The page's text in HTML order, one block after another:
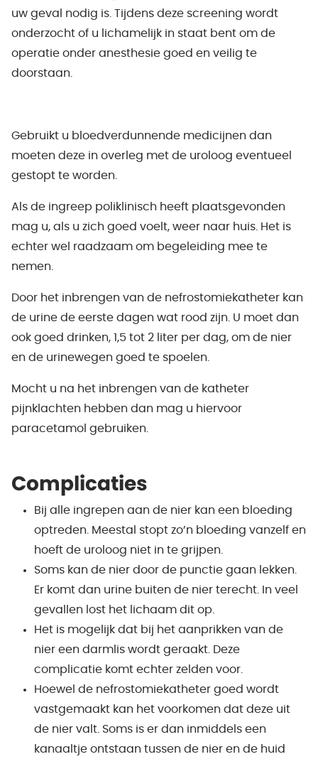
uw geval nodig is. Tijdens deze screening wordt
onderzocht of u lichamelijk in staat bent om de
operatie onder anesthesie goed en veilig te
doorstaan.
Gebruikt u bloedverdunnende medicijnen dan
moeten deze in overleg met de uroloog eventueel
gestopt te worden.
Als de ingreep poliklinisch heeft plaatsgevonden
mag u, als u zich goed voelt, weer naar huis. Het is
echter wel raadzaam om begeleiding mee te
nemen.
Door het inbrengen van de nefrostomiekatheter kan
de urine de eerste dagen wat rood zijn. U moet dan
ook goed drinken, 1,5 tot 2 liter per dag, om de nier
en de urinewegen goed te spoelen.
Mocht u na het inbrengen van de katheter
pijnklachten hebben dan mag u hiervoor
paracetamol gebruiken.
Complicaties
Bij alle ingrepen aan de nier kan een bloeding
optreden. Meestal stopt zo’n bloeding vanzelf en
hoeft de uroloog niet in te grijpen.
Soms kan de nier door de punctie gaan lekken.
Er komt dan urine buiten de nier terecht. In veel
gevallen lost het lichaam dit op.
Het is mogelijk dat bij het aanprikken van de
nier een darmlis wordt geraakt. Deze
complicatie komt echter zelden voor.
Hoewel de nefrostomiekatheter goed wordt
vastgemaakt kan het voorkomen dat deze uit
de nier valt. Soms is er dan inmiddels een
kanaaltje ontstaan tussen de nier en de huid